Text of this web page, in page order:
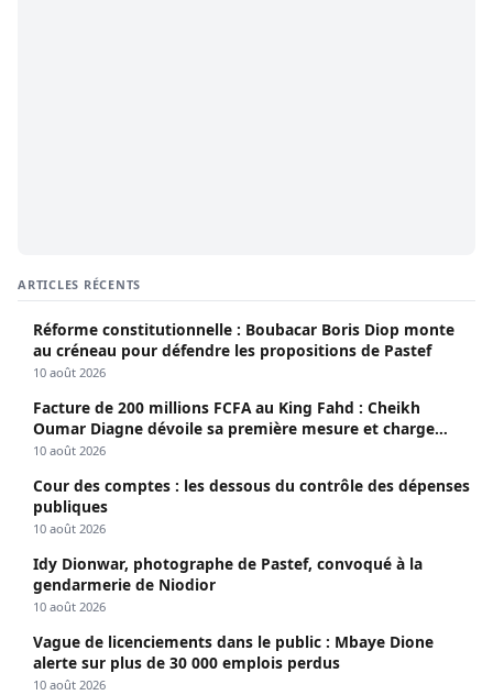
ARTICLES RÉCENTS
Réforme constitutionnelle : Boubacar Boris Diop monte
au créneau pour défendre les propositions de Pastef
10 août 2026
Facture de 200 millions FCFA au King Fahd : Cheikh
Oumar Diagne dévoile sa première mesure et charge
Diomaye et Cie
10 août 2026
Cour des comptes : les dessous du contrôle des dépenses
publiques
10 août 2026
Idy Dionwar, photographe de Pastef, convoqué à la
gendarmerie de Niodior
10 août 2026
Vague de licenciements dans le public : Mbaye Dione
alerte sur plus de 30 000 emplois perdus
10 août 2026